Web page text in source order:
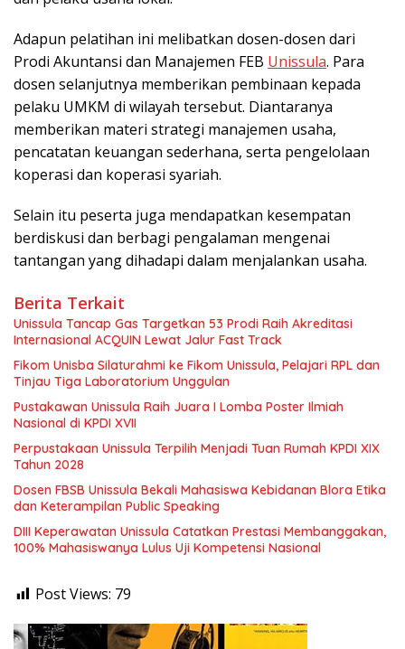
Adapun pelatihan ini melibatkan dosen-dosen dari
Prodi Akuntansi dan Manajemen FEB Unissula. Para
dosen selanjutnya memberikan pembinaan kepada
pelaku UMKM di wilayah tersebut. Diantaranya
memberikan materi strategi manajemen usaha,
pencatatan keuangan sederhana, serta pengelolaan
koperasi dan koperasi syariah.
Selain itu peserta juga mendapatkan kesempatan
berdiskusi dan berbagi pengalaman mengenai
tantangan yang dihadapi dalam menjalankan usaha.
Berita Terkait
Unissula Tancap Gas Targetkan 53 Prodi Raih Akreditasi
Internasional ACQUIN Lewat Jalur Fast Track
Fikom Unisba Silaturahmi ke Fikom Unissula, Pelajari RPL dan
Tinjau Tiga Laboratorium Unggulan
Pustakawan Unissula Raih Juara I Lomba Poster Ilmiah
Nasional di KPDI XVII
Perpustakaan Unissula Terpilih Menjadi Tuan Rumah KPDI XIX
Tahun 2028
Dosen FBSB Unissula Bekali Mahasiswa Kebidanan Blora Etika
dan Keterampilan Public Speaking
DIII Keperawatan Unissula Catatkan Prestasi Membanggakan,
100% Mahasiswanya Lulus Uji Kompetensi Nasional
Post Views: 79